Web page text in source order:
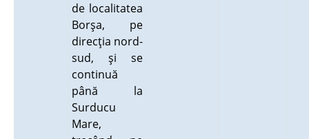
de localitatea
Borşa, pe
direcţia nord-
sud, şi se
continuă
până la
Surducu
Mare,